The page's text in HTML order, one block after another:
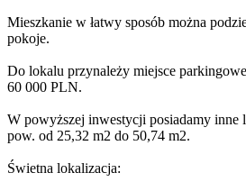
Mieszkanie w łatwy sposób można
pokoje.
Do lokalu przynależy miejsce
60 000 PLN.
W powyższej inwestycji posiadamy inne
pow. od 25,32 m2 do 50,74 m2.
Świetna lokalizacja: